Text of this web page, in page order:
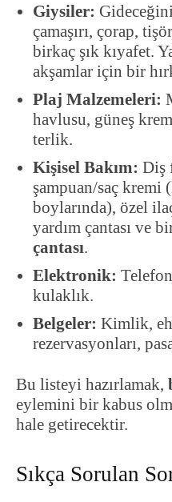
Giysiler:
çamaşırı, çorap,
birkaç şık kıyafet.
akşamlar için bir
Plaj Malzemeleri:
havlusu, güneş
terlik.
Kişisel Bakım: Diş
şampuan/saç kremi
boylarında), özel
yardım çantası ve
çantası.
Elektronik:
kulaklık.
Belgeler: Kimlik,
rezervasyonları,
Bu listeyi hazırlamak,
eylemini bir kabus
hale getirecektir.
Sıkça Sorulan